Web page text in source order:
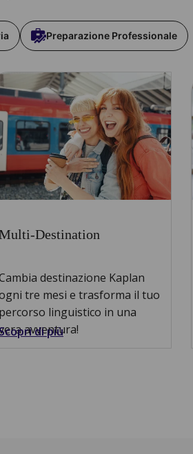
Preparazione Professionale
Destination
destinazione Kaplan
tre mesi e trasforma il tuo
percorso linguistico in una
avventura!
di più